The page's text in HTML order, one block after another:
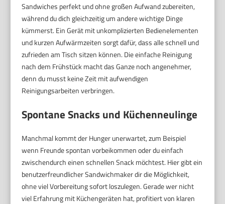
Sandwiches perfekt und ohne großen Aufwand zubereiten,
während du dich gleichzeitig um andere wichtige Dinge
kümmerst. Ein Gerät mit unkomplizierten Bedienelementen
und kurzen Aufwärmzeiten sorgt dafür, dass alle schnell und
zufrieden am Tisch sitzen können. Die einfache Reinigung
nach dem Frühstück macht das Ganze noch angenehmer,
denn du musst keine Zeit mit aufwendigen
Reinigungsarbeiten verbringen.
Spontane Snacks und Küchenneulinge
Manchmal kommt der Hunger unerwartet, zum Beispiel
wenn Freunde spontan vorbeikommen oder du einfach
zwischendurch einen schnellen Snack möchtest. Hier gibt ein
benutzerfreundlicher Sandwichmaker dir die Möglichkeit,
ohne viel Vorbereitung sofort loszulegen. Gerade wer nicht
viel Erfahrung mit Küchengeräten hat, profitiert von klaren